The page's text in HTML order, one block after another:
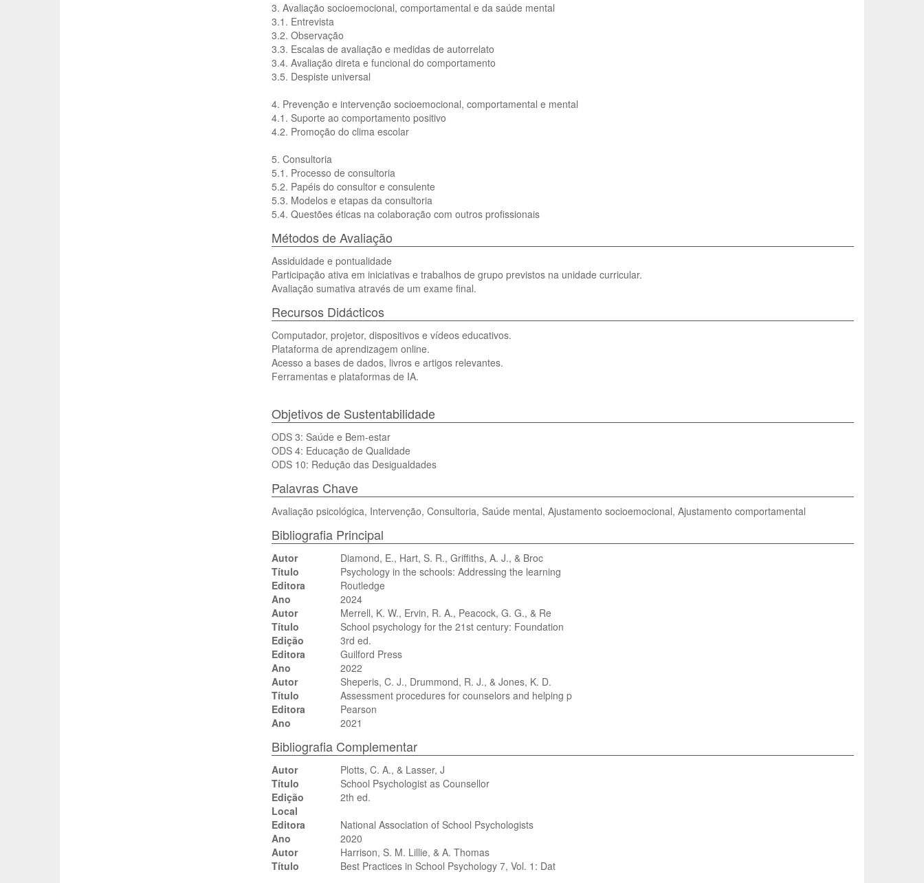
3. Avaliação socioemocional, comportamental e da saúde mental
3.1. Entrevista
3.2. Observação
3.3. Escalas de avaliação e medidas de autorrelato
3.4. Avaliação direta e funcional do comportamento
3.5. Despiste universal
4. Prevenção e intervenção socioemocional, comportamental e mental
4.1. Suporte ao comportamento positivo
4.2. Promoção do clima escolar
5. Consultoria
5.1. Processo de consultoria
5.2. Papéis do consultor e consulente
5.3. Modelos e etapas da consultoria
5.4. Questões éticas na colaboração com outros profissionais
Métodos de Avaliação
Assiduidade e pontualidade
Participação ativa em iniciativas e trabalhos de grupo previstos na unidade curricular.
Avaliação sumativa através de um exame final.
Recursos Didácticos
Computador, projetor, dispositivos e vídeos educativos.
Plataforma de aprendizagem online.
Acesso a bases de dados, livros e artigos relevantes.
Ferramentas e plataformas de IA.
Objetivos de Sustentabilidade
ODS 3: Saúde e Bem-estar
ODS 4: Educação de Qualidade
ODS 10: Redução das Desigualdades
Palavras Chave
Avaliação psicológica, Intervenção, Consultoria, Saúde mental, Ajustamento socioemocional, Ajustamento comportamental
Bibliografia Principal
Autor
Diamond, E., Hart, S. R., Griffiths, A. J., & Broc
Título
Psychology in the schools: Addressing the learning
Editora
Routledge
Ano
2024
Autor
Merrell, K. W., Ervin, R. A., Peacock, G. G., & Re
Título
School psychology for the 21st century: Foundation
Edição
3rd ed.
Editora
Guilford Press
Ano
2022
Autor
Sheperis, C. J., Drummond, R. J., & Jones, K. D.
Título
Assessment procedures for counselors and helping p
Editora
Pearson
Ano
2021
Bibliografia Complementar
Autor
Plotts, C. A., & Lasser, J
Título
School Psychologist as Counsellor
Edição
2th ed.
Local
Editora
National Association of School Psychologists
Ano
2020
Autor
Harrison, S. M. Lillie, & A. Thomas
Título
Best Practices in School Psychology 7, Vol. 1: Dat